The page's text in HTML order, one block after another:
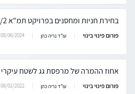
בחירת חניות ומחסנים בפרויקט תמ"א 38/2
פורום פינוי בינוי עו"ד נריה כהן 08/06/2024
אחוז ההמרה של מרפסת גג לשטח עיקרי
פורום פינוי בינוי עו"ד נריה כהן 08/02/2022